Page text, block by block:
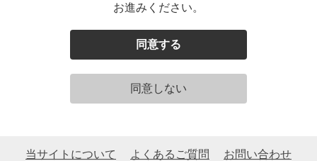
お進みください。
同意する
同意しない
当サイトについて よくあるご質問 お問い合わせ